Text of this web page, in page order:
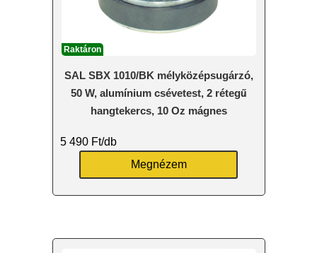
Raktáron
SAL SBX 1010/BK mélyközépsugárzó,
50 W, alumínium csévetest, 2 rétegű
hangtekercs, 10 Oz mágnes
5 490 Ft/db
Megnézem